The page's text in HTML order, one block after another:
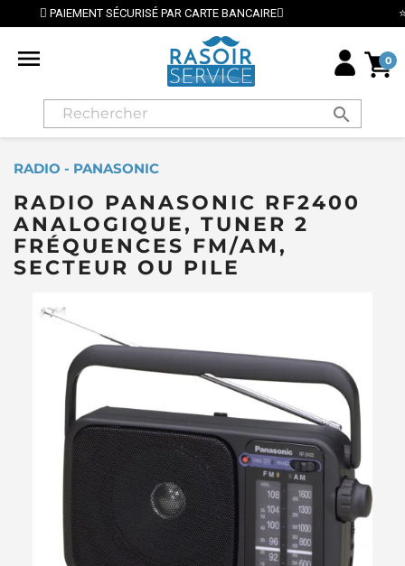
SÉCURISÉ PAR CARTE BANCAIRE ⭐ LIVRAISON
 0
search
RADIO - PANASONIC
RADIO PANASONIC RF2400
ANALOGIQUE, TUNER 2
FRÉQUENCES FM/AM,
SECTEUR OU PILE